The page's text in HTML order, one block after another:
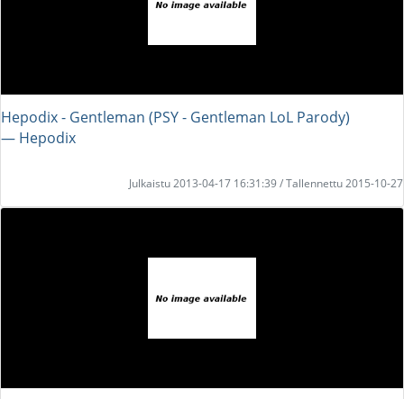
Hepodix - Gentleman (PSY - Gentleman LoL Parody)
― Hepodix
Julkaistu 2013-04-17 16:31:39 / Tallennettu 2015-10-27